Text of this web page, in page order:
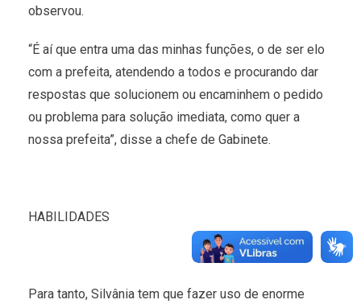
observou.
“É aí que entra uma das minhas funções, o de ser elo
com a prefeita, atendendo a todos e procurando dar
respostas que solucionem ou encaminhem o pedido
ou problema para solução imediata, como quer a
nossa prefeita”, disse a chefe de Gabinete.
HABILIDADES
Para tanto, Silvânia tem que fazer uso de enorme